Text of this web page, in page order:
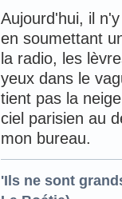
Aujourd'hui, il
en soumettant
la radio, les
yeux dans le
tient pas la
ciel parisien au
mon bureau.
'Ils ne sont